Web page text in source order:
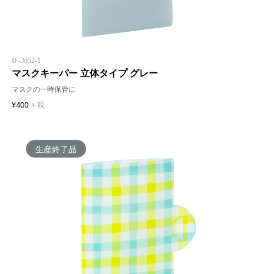
IF-3052-1
マスクキーパー 立体タイプ グレー
マスクの一時保管に
¥400 + 税
生産終了品